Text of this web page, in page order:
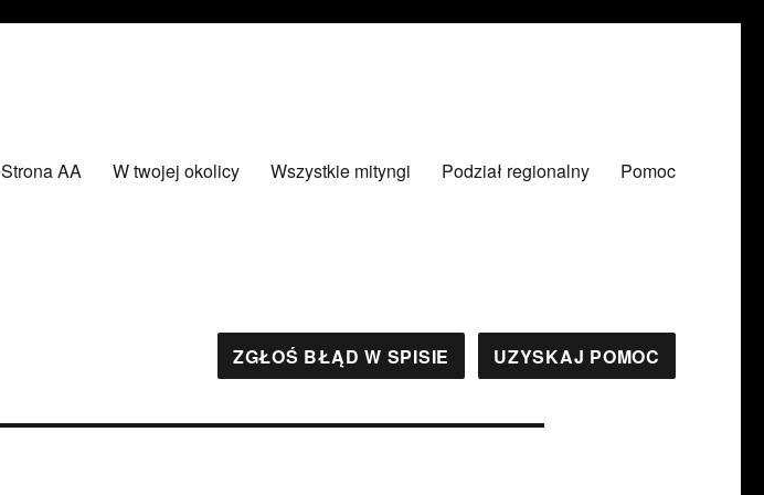
Strona AA W twojej okolicy Wszystkie mityngi Podział regionalny Pomoc
ZGŁOŚ BŁĄD W SPISIE UZYSKAJ POMOC